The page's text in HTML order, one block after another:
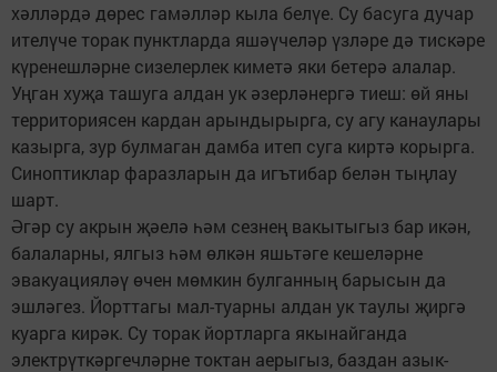
хәлләрдә дөрес гамәлләр кыла белүе. Су басуга дучар
ителүче торак пунктларда яшәүчеләр үзләре дә тискәре
күренешләрне сизелерлек киметә яки бетерә алалар.
Уңган хуҗа ташуга алдан ук әзерләнергә тиеш: өй яны
территориясен кардан арындырырга, су агу канаулары
казырга, зур булмаган дамба итеп суга киртә корырга.
Синоптиклар фаразларын да игътибар белән тыңлау
шарт.
Әгәр су акрын җәелә һәм сезнең вакытыгыз бар икән,
балаларны, ялгыз һәм өлкән яшьтәге кешеләрне
эвакуацияләү өчен мөмкин булганның барысын да
эшләгез. Йорттагы мал-туарны алдан ук таулы җиргә
куарга кирәк. Су торак йортларга якынайганда
электрүткәргечләрне токтан аерыгыз, баздан азык-